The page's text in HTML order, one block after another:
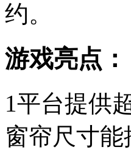
约。
游戏亮点：
1平台提供
窗帘尺寸